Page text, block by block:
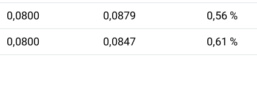
0,0800 0,0879 0,56 %
0,0800 0,0847 0,61 %